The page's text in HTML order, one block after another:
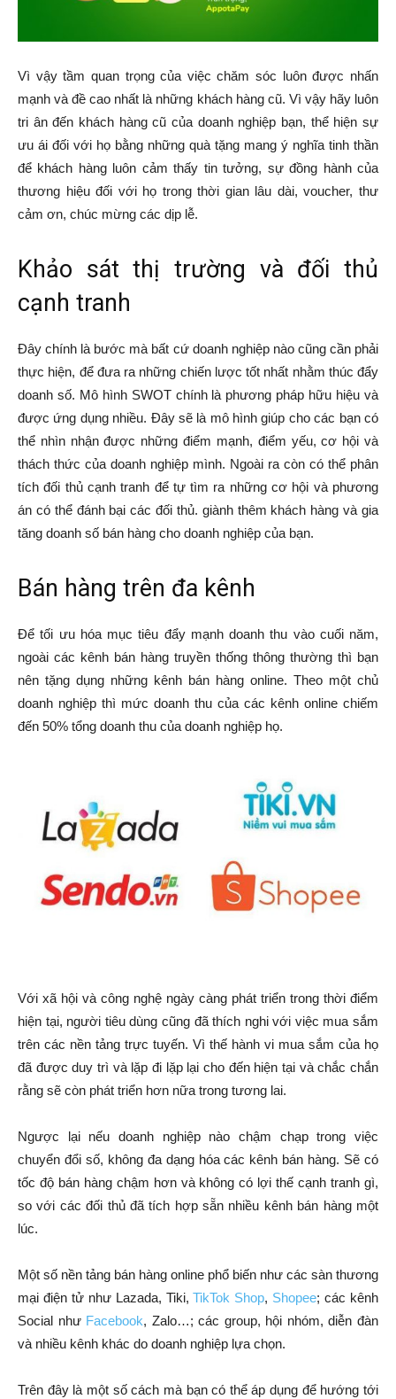
Vì vậy tầm quan trọng của việc chăm sóc luôn được nhấn
mạnh và đề cao nhất là những khách hàng cũ. Vì vậy hãy luôn
tri ân đến khách hàng cũ của doanh nghiệp bạn, thể hiện sự
ưu ái đối với họ bằng những quà tặng mang ý nghĩa tinh thần
để khách hàng luôn cảm thấy tin tưởng, sự đồng hành của
thương hiệu đối với họ trong thời gian lâu dài, voucher, thư
cảm ơn, chúc mừng các dịp lễ.
Khảo sát thị trường và đối thủ
cạnh tranh
Đây chính là bước mà bất cứ doanh nghiệp nào cũng cần phải
thực hiện, để đưa ra những chiến lược tốt nhất nhằm thúc đẩy
doanh số. Mô hình SWOT chính là phương pháp hữu hiệu và
được ứng dụng nhiều. Đây sẽ là mô hình giúp cho các bạn có
thể nhìn nhận được những điểm mạnh, điểm yếu, cơ hội và
thách thức của doanh nghiệp mình. Ngoài ra còn có thể phân
tích đối thủ cạnh tranh để tự tìm ra những cơ hội và phương
án có thể đánh bại các đối thủ. giành thêm khách hàng và gia
tăng doanh số bán hàng cho doanh nghiệp của bạn.
Bán hàng trên đa kênh
Để tối ưu hóa mục tiêu đẩy mạnh doanh thu vào cuối năm,
ngoài các kênh bán hàng truyền thống thông thường thì bạn
nên tặng dụng những kênh bán hàng online. Theo một chủ
doanh nghiệp thì mức doanh thu của các kênh online chiếm
đến 50% tổng doanh thu của doanh nghiệp họ.
Với xã hội và công nghệ ngày càng phát triển trong thời điểm
hiện tại, người tiêu dùng cũng đã thích nghi với việc mua sắm
trên các nền tảng trực tuyến. Vì thế hành vi mua sắm của họ
đã được duy trì và lặp đi lặp lại cho đến hiện tại và chắc chắn
rằng sẽ còn phát triển hơn nữa trong tương lai.
Ngược lại nếu doanh nghiệp nào chậm chạp trong việc
chuyển đổi số, không đa dạng hóa các kênh bán hàng. Sẽ có
tốc độ bán hàng chậm hơn và không có lợi thế cạnh tranh gì,
so với các đối thủ đã tích hợp sẵn nhiều kênh bán hàng một
lúc.
Một số nền tảng bán hàng online phổ biến như các sàn thương
mại điện tử như Lazada, Tiki,TikTok Shop, Shopee; các kênh
Social như Facebook, Zalo…; các group, hội nhóm, diễn đàn
và nhiều kênh khác do doanh nghiệp lựa chọn.
Trên đây là một số cách mà bạn có thể áp dụng để hướng tới